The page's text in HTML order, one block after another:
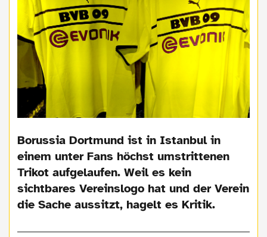
Borussia Dortmund ist in Istanbul in
einem unter Fans höchst umstrittenen
Trikot aufgelaufen. Weil es kein
sichtbares Vereinslogo hat und der Verein
die Sache aussitzt, hagelt es Kritik.